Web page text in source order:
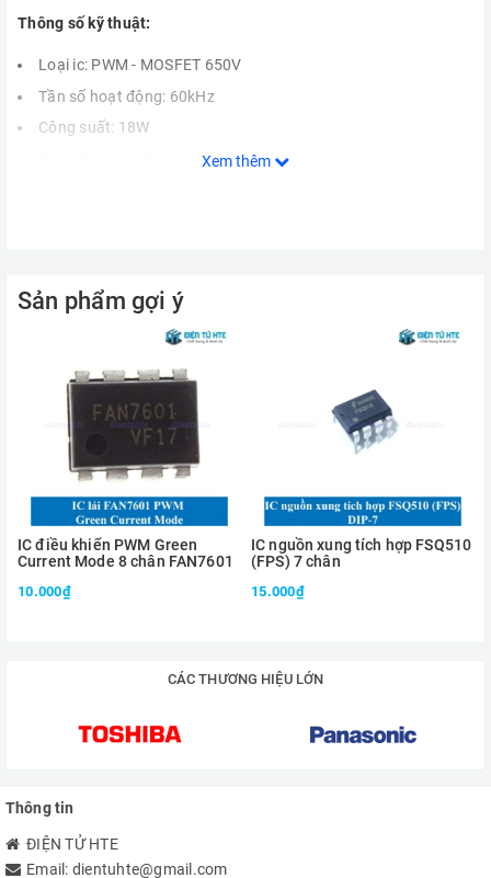
Thông số kỹ thuật:
Loại ic: PWM - MOSFET 650V
Tần số hoạt động: 60kHz
Công suất: 18W
Xem thêm
Sản phẩm gợi ý
IC điều khiển PWM Green
Current Mode 8 chân FAN7601
10.000₫
IC nguồn xung tích hợp FSQ510
(FPS) 7 chân
15.000₫
CÁC THƯƠNG HIỆU LỚN
Thông tin
ĐIỆN TỬ HTE
Email: dientuhte@gmail.com